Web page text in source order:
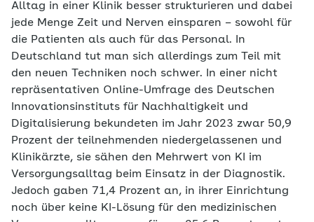
Alltag in einer Klinik besser strukturieren und dabei
jede Menge Zeit und Nerven einsparen – sowohl für
die Patienten als auch für das Personal. In
Deutschland tut man sich allerdings zum Teil mit
den neuen Techniken noch schwer. In einer nicht
repräsentativen Online-Umfrage des Deutschen
Innovationsinstituts für Nachhaltigkeit und
Digitalisierung bekundeten im Jahr 2023 zwar 50,9
Prozent der teilnehmenden niedergelassenen und
Klinikärzte, sie sähen den Mehrwert von KI im
Versorgungsalltag beim Einsatz in der Diagnostik.
Jedoch gaben 71,4 Prozent an, in ihrer Einrichtung
noch über keine KI-Lösung für den medizinischen